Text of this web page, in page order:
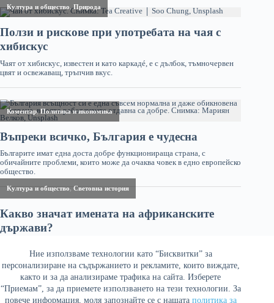
Ние използваме технологии като “Бисквитки” за
персонализиране на съдържанието и рекламите, които виждате,
както и за да анализираме трафика на сайта. Изберете
“Приемам”, за да приемете използването на тези технологии. За
повече информация, моля запознайте се с нашата политика за